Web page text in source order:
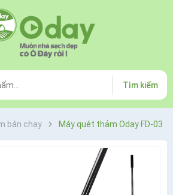
Tìm kiếm
bán chạy Máy quét thảm Oday FD-03